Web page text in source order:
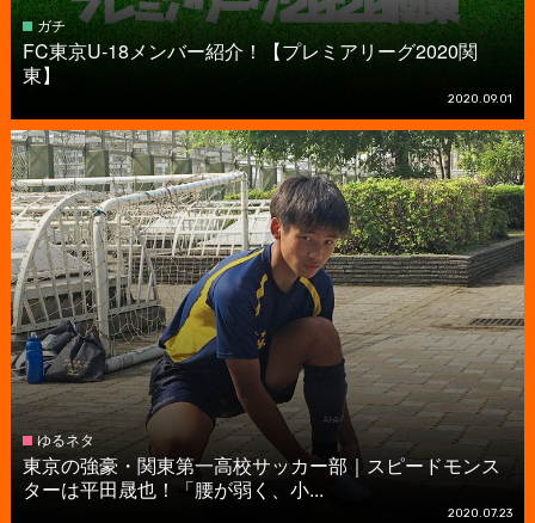
ガチ
FC東京U-18メンバー紹介！【プレミアリーグ2020関
東】
2020.09.01
ゆるネタ
東京の強豪・関東第一高校サッカー部｜スピードモンス
ターは平田晟也！「腰が弱く、小...
2020.07.23